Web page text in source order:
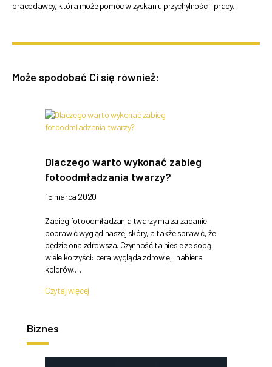
pracodawcy, która może pomóc w zyskaniu przychylności i pracy.
Może spodobać Ci się również:
Dlaczego warto wykonać zabieg
fotoodmładzania twarzy?
15 marca 2020
Zabieg fotoodmładzania twarzy ma za zadanie
poprawić wygląd naszej skóry, a także sprawić, że
będzie ona zdrowsza. Czynność ta niesie ze sobą
wiele korzyści: cera wygląda zdrowiej i nabiera
kolorów,…
Czytaj więcej
Biznes